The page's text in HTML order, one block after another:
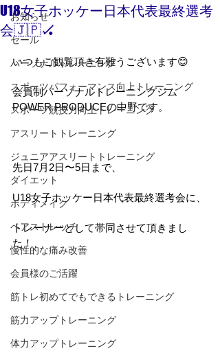
お知らせ
セール
パーソナルトレーニング
スポーツパフォーマンス向上トレーニング
スポーツ競技力向上トレーニング
アスリートトレーニング
ジュニアアスリートトレーニング
ダイエット
ボディメイク
ペアストレッチ
慢性的な痛み改善
会員様のご活躍
筋トレ初めてでもできるトレーニング
筋力アップトレーニング
体力アップトレーニング
U18女子ホッケー日本代表最終選考
会🇯🇵🏑
いつもご観覧頂き有難うございます😊
会員制パーソナルトレーニングジム
POWER PRODUCEの中野です。⁡
先日7月2日〜5日まで、
U18女子ホッケー日本代表最終選考会に、
トレーナーとして帯同させて頂きまし
た！